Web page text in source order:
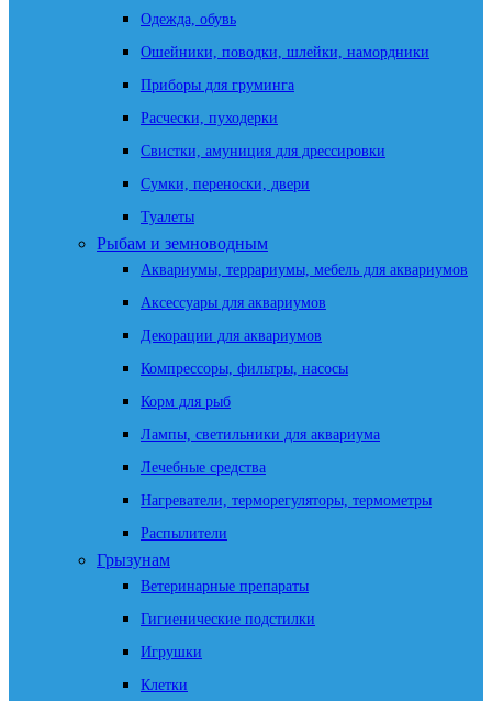
Одежда, обувь
Ошейники, поводки, шлейки, намордники
Приборы для груминга
Расчески, пуходерки
Свистки, амуниция для дрессировки
Сумки, переноски, двери
Туалеты
Рыбам и земноводным
Аквариумы, террариумы, мебель для аквариумов
Аксессуары для аквариумов
Декорации для аквариумов
Компрессоры, фильтры, насосы
Корм для рыб
Лампы, светильники для аквариума
Лечебные средства
Нагреватели, терморегуляторы, термометры
Распылители
Грызунам
Ветеринарные препараты
Гигиенические подстилки
Игрушки
Клетки